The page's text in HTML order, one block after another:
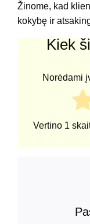
Žinome, kad
kokybę ir
Kiek
Norėdami
Vertino 1